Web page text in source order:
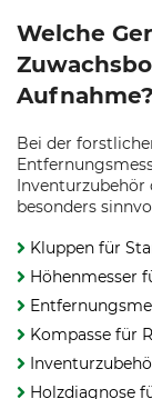
Welche
Aufnahme?
Bei der
Inventurzubehör
besonders
Kluppen für
Höhenmesser
Kompasse für
Holzdiagnose